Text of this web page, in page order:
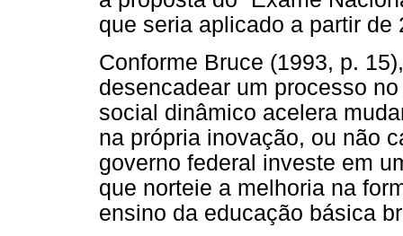
que seria aplicado a partir de
Conforme Bruce (1993, p.
desencadear um processo
social dinâmico acelera
na própria inovação, ou não
governo federal investe em
que norteie a melhoria na
ensino da educação básica